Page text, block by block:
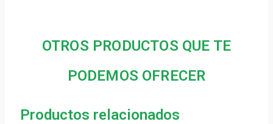
OTROS PRODUCTOS QUE TE
PODEMOS OFRECER
Productos relacionados